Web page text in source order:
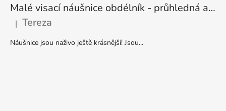
Malé visací náušnice obdélník - průhledná a stříbrná
Hodnocení produktu je 5 z 5 hvězdiček.
| Tereza
Náušnice jsou naživo ještě krásnější! Jsou...